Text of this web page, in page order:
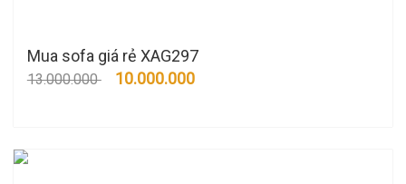
Mua sofa giá rẻ XAG297
13.000.000 10.000.000